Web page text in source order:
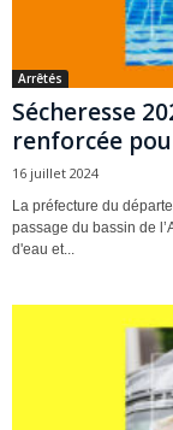
Arrêtés
Sécheresse
renforcée
16 juillet 2024
La préfecture du
passage du bassin de
d'eau et...